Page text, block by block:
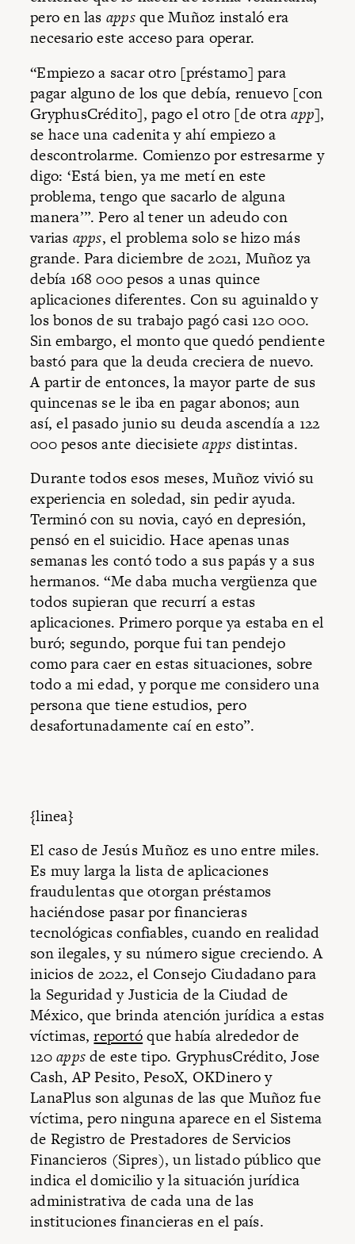
pero en las appsque Muñoz instaló era
necesario este acceso para operar.
“Empiezo a sacar otro [préstamo] para
pagar alguno de los que debía, renuevo [con
GryphusCrédito], pago el otro [de otraapp],
se hace una cadenita y ahí empiezo a
descontrolarme. Comienzo por estresarme y
digo: ‘Está bien, ya me metí en este
problema, tengo que sacarlo de alguna
manera’”. Pero al tener un adeudo con
varias apps, el problema solo se hizo más
grande. Para diciembre de 2021, Muñoz ya
debía 168 000 pesos a unas quince
aplicaciones diferentes. Con su aguinaldo y
los bonos de su trabajo pagó casi 120 000.
Sin embargo, el monto que quedó pendiente
bastó para que la deuda creciera de nuevo.
A partir de entonces, la mayor parte de sus
quincenas se le iba en pagar abonos; aun
así, el pasado junio su deuda ascendía a 122
000 pesos ante diecisieteapps distintas.
Durante todos esos meses, Muñoz vivió su
experiencia en soledad, sin pedir ayuda.
Terminó con su novia, cayó en depresión,
pensó en el suicidio. Hace apenas unas
semanas les contó todo a sus papás y a sus
hermanos. “Me daba mucha vergüenza que
todos supieran que recurrí a estas
aplicaciones. Primero porque ya estaba en el
buró; segundo, porque fui tan pendejo
como para caer en estas situaciones, sobre
todo a mi edad, y porque me considero una
persona que tiene estudios, pero
desafortunadamente caí en esto”.
{linea}
El caso de Jesús Muñoz es uno entre miles.
Es muy larga la lista de aplicaciones
fraudulentas que otorgan préstamos
haciéndose pasar por financieras
tecnológicas confiables, cuando en realidad
son ilegales, y su número sigue creciendo. A
inicios de 2022, el Consejo Ciudadano para
la Seguridad y Justicia de la Ciudad de
México, que brinda atención jurídica a estas
víctimas,reportóque había alrededor de
120appsde este tipo. GryphusCrédito, Jose
Cash, AP Pesito, PesoX, OKDinero y
LanaPlus son algunas de las que Muñoz fue
víctima, pero ninguna aparece en el Sistema
de Registro de Prestadores de Servicios
Financieros (Sipres), un listado público que
indica el domicilio y la situación jurídica
administrativa de cada una de las
instituciones financieras en el país.